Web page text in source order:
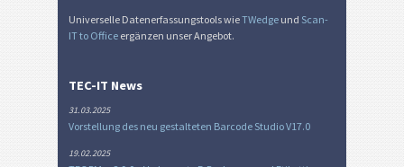
Universelle Datenerfassungstools wieTWedge und Scan-
IT to Office ergänzen unser Angebot.
TEC-IT News
31.03.2025
Vorstellung des neu gestalteten Barcode Studio V17.0
19.02.2025